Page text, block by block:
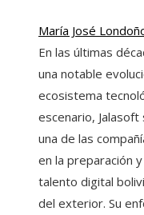
María José
En las últimas
una notable
ecosistema
escenario,
una de las
en la preparación
talento digital
del exterior. Su